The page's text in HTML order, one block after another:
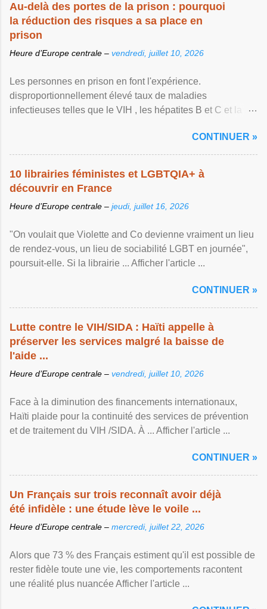
Au-delà des portes de la prison : pourquoi
la réduction des risques a sa place en
prison
Heure d’Europe centrale – vendredi, juillet 10, 2026
Les personnes en prison en font l'expérience.
disproportionnellement élevé taux de maladies
infectieuses telles que le VIH , les hépatites B et C et la ...
CONTINUER »
10 librairies féministes et LGBTQIA+ à
découvrir en France
Heure d’Europe centrale – jeudi, juillet 16, 2026
"On voulait que Violette and Co devienne vraiment un lieu
de rendez-vous, un lieu de sociabilité LGBT en journée",
poursuit-elle. Si la librairie ... Afficher l'article ...
CONTINUER »
Lutte contre le VIH/SIDA : Haïti appelle à
préserver les services malgré la baisse de
l'aide ...
Heure d’Europe centrale – vendredi, juillet 10, 2026
Face à la diminution des financements internationaux,
Haïti plaide pour la continuité des services de prévention
et de traitement du VIH /SIDA. À ... Afficher l'article ...
CONTINUER »
Un Français sur trois reconnaît avoir déjà
été infidèle : une étude lève le voile ...
Heure d’Europe centrale – mercredi, juillet 22, 2026
Alors que 73 % des Français estiment qu'il est possible de
rester fidèle toute une vie, les comportements racontent
une réalité plus nuancée Afficher l'article ...